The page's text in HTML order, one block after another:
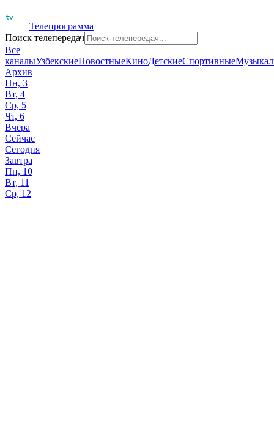
Телепрограмма
Поиск телепередач
Все
каналыУзбекскиеНовостныеКиноДетскиеСпортивные
Архив
Пн, 3
Вт, 4
Ср, 5
Чт, 6
Вчера
Сейчас
Сегодня
Завтра
Пн, 10
Вт, 11
Ср, 12